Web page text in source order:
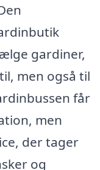
gardiner,
men også til
får
men
der tager
og